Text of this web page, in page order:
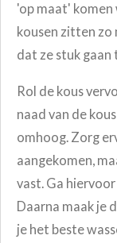
'op maat'
kousen zitten zo
dat ze stuk gaan
Rol de kous
naad van de
omhoog. Zorg
aangekomen,
vast. Ga
Daarna maak je
je het beste